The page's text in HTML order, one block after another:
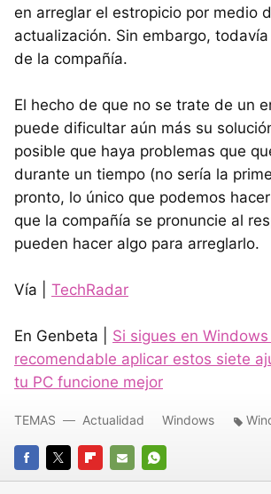
en arreglar el estropicio por medio
actualización. Sin embargo,
de la compañía.
El hecho de que no se trate de un
puede dificultar aún más su
posible que haya problemas que
durante un tiempo (no sería la
pronto, lo único que podemos
que la compañía se pronuncie al
pueden hacer algo para arreglarlo.
Vía | TechRadar
En Genbeta | Si sigues en
recomendable aplicar estos siete
tu PC funcione mejor
FACEBOOK
TWITTERFLIPBOARD
E- WHATSAPP
TEMAS Actualidad Windows